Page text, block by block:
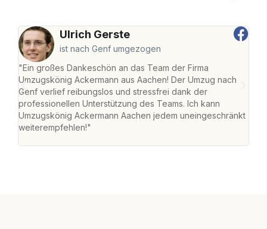
Ulrich Gerste
ist nach Genf umgezogen
"Ein großes Dankeschön an das Team der Firma
Umzugskönig Ackermann aus Aachen! Der Umzug nach
Genf verlief reibungslos und stressfrei dank der
professionellen Unterstützung des Teams. Ich kann
Umzugskönig Ackermann Aachen jedem uneingeschränkt
weiterempfehlen!"